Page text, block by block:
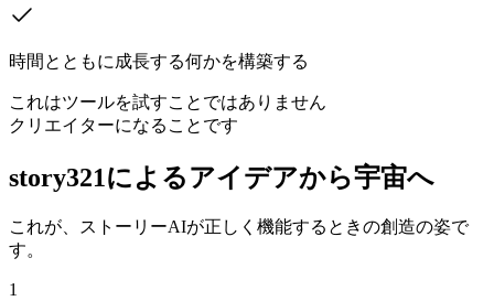
時間とともに成長する何かを構築する
これはツールを試すことではありません
クリエイターになることです
story321によるアイデアから宇宙へ
これが、ストーリーAIが正しく機能するときの創造の姿で
す。
1